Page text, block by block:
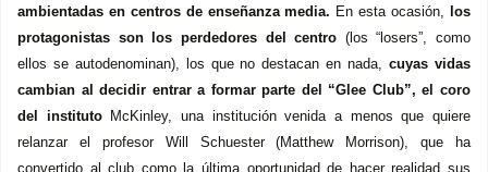
ambientadas en centros de enseñanza media. En esta ocasión,
los
protagonistas son los perdedores del centro (los “losers”, como
ellos se autodenominan), los que no destacan en nada,cuyas vidas
cambian al decidir entrar a formar parte del “Glee Club”, el coro
del instituto McKinley, una institución venida a menos que quiere
relanzar el profesor Will Schuester
(Matthew Morrison), que ha
convertido al club como la última oportunidad de hacer realidad sus